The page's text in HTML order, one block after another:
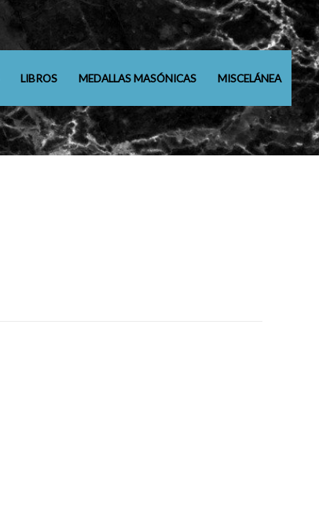
LIBROS MEDALLAS MASÓNICAS MISCELÁNEA